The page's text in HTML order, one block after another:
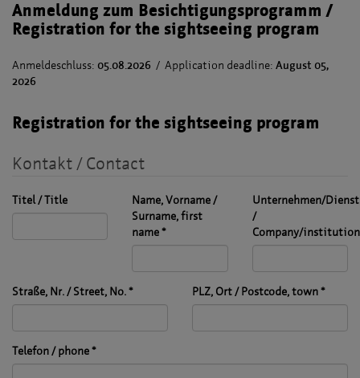
Anmeldung zum Besichtigungsprogramm /
Registration for the sightseeing program
Anmeldeschluss: 05.08.2026 / Application deadline: August 05,
2026
Registration for the sightseeing program
Kontakt / Contact
Titel / Title
Name, Vorname /
Surname, first
name*
Unternehmen/
/
Company/institution
Straße, Nr. / Street, No.* PLZ, Ort / Postcode, town*
Telefon / phone*